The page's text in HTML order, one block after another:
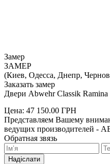
Замер
ЗАМЕР
(Киев, Одесса, Днепр,
Заказать замер
Двери Abwehr Classik Ramina
Цена: 47 150.00 ГРН
Представляем Вашему
ведущих производителей -
Обратная звязь
Надіслати